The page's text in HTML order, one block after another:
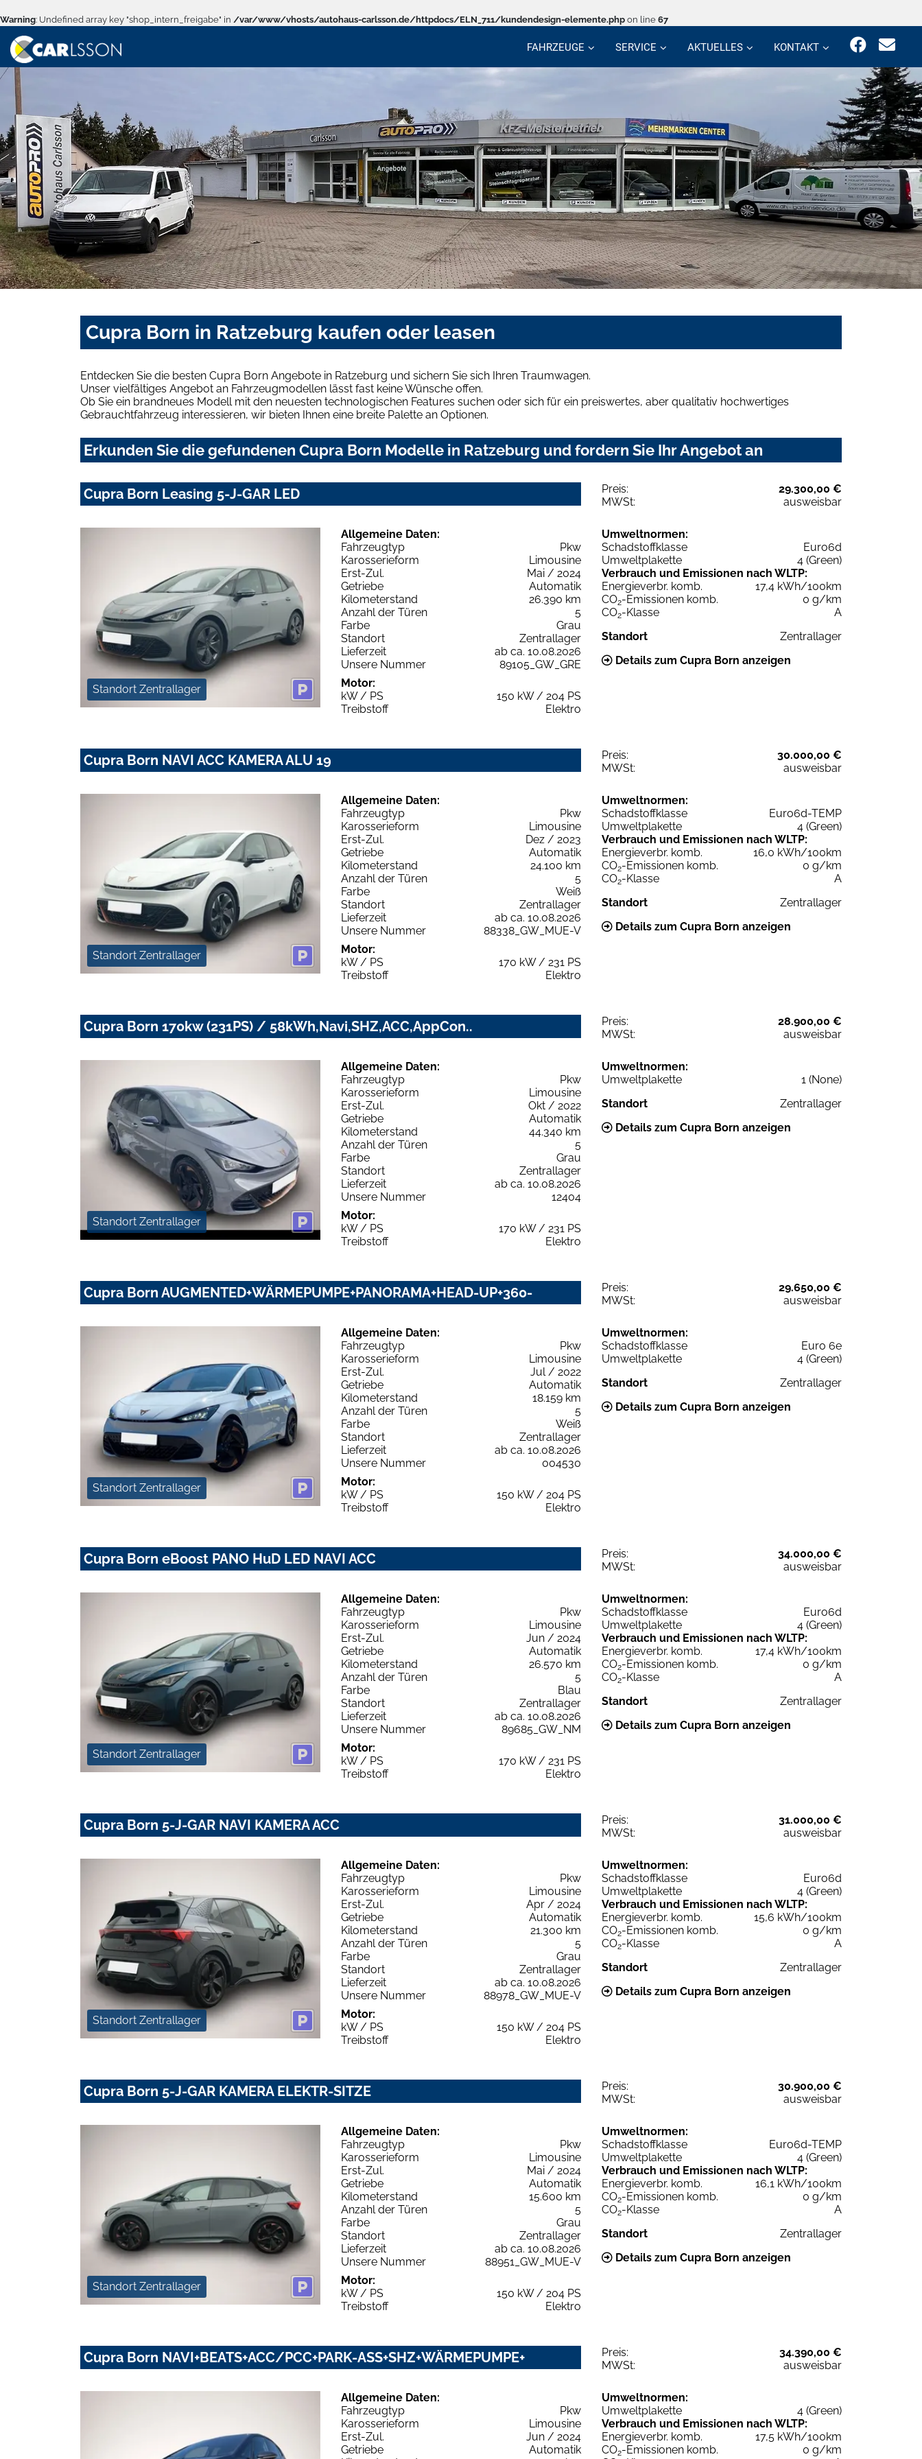
Warning: Undefined array key "shop_intern_freigabe" in /var/www/vhosts/autohaus-carlsson.de/httpdocs/ELN_711/kundendesign-elemente.php on line 67
FAHRZEUGE SERVICE AKTUELLES KONTAKT
Cupra Born in Ratzeburg kaufen oder leasen
Entdecken Sie die besten Cupra Born Angebote in Ratzeburg und sichern Sie sich Ihren Traumwagen.
Unser vielfältiges Angebot an Fahrzeugmodellen lässt fast keine Wünsche offen.
Ob Sie ein brandneues Modell mit den neuesten technologischen Features suchen oder sich für ein preiswertes, aber qualitativ hochwertiges
Gebrauchtfahrzeug interessieren, wir bieten Ihnen eine breite Palette an Optionen.
Erkunden Sie die gefundenen Cupra Born Modelle in Ratzeburg und fordern Sie Ihr Angebot an
Cupra Born Leasing 5-J-GAR LED Preis:
29.300,00 €
MWSt:
ausweisbar
Standort Zentrallager
Allgemeine Daten:
Fahrzeugtyp
Pkw
Karosserieform
Limousine
Erst-Zul.
Mai / 2024
Getriebe
Automatik
Kilometerstand
26.390 km
Anzahl der Türen
5
Farbe
Grau
Standort
Zentrallager
Lieferzeit
ab ca. 10.08.2026
Unsere Nummer
89105_GW_GRE
Motor:
kW / PS
150 kW / 204 PS
Treibstoff
Elektro
Umweltnormen:
Schadstoffklasse
Euro6d
Umweltplakette
4 (Green)
Verbrauch und Emissionen nach WLTP:
Energieverbr. komb.
17,4 kWh/100km
CO2-Emissionen komb.
0 g/km
CO2-Klasse
A
Standort
Zentrallager
Details zum Cupra Born anzeigen
Cupra Born NAVI ACC KAMERA ALU 19 Preis:
30.000,00 €
MWSt:
ausweisbar
Standort Zentrallager
Allgemeine Daten:
Fahrzeugtyp
Pkw
Karosserieform
Limousine
Erst-Zul.
Dez / 2023
Getriebe
Automatik
Kilometerstand
24.100 km
Anzahl der Türen
5
Farbe
Weiß
Standort
Zentrallager
Lieferzeit
ab ca. 10.08.2026
Unsere Nummer
88338_GW_MUE-V
Motor:
kW / PS
170 kW / 231 PS
Treibstoff
Elektro
Umweltnormen:
Schadstoffklasse
Euro6d-TEMP
Umweltplakette
4 (Green)
Verbrauch und Emissionen nach WLTP:
Energieverbr. komb.
16,0 kWh/100km
CO2-Emissionen komb.
0 g/km
CO2-Klasse
A
Standort
Zentrallager
Details zum Cupra Born anzeigen
Cupra Born 170kw (231PS) / 58kWh,Navi,SHZ,ACC,AppCon.. Preis:
28.900,00 €
MWSt:
ausweisbar
Standort Zentrallager
Allgemeine Daten:
Fahrzeugtyp
Pkw
Karosserieform
Limousine
Erst-Zul.
Okt / 2022
Getriebe
Automatik
Kilometerstand
44.340 km
Anzahl der Türen
5
Farbe
Grau
Standort
Zentrallager
Lieferzeit
ab ca. 10.08.2026
Unsere Nummer
12404
Motor:
kW / PS
170 kW / 231 PS
Treibstoff
Elektro
Umweltnormen:
Umweltplakette
1 (None)
Standort
Zentrallager
Details zum Cupra Born anzeigen
Cupra Born AUGMENTED+WÄRMEPUMPE+PANORAMA+HEAD-UP+360- Preis:
29.650,00 €
MWSt:
ausweisbar
Standort Zentrallager
Allgemeine Daten:
Fahrzeugtyp
Pkw
Karosserieform
Limousine
Erst-Zul.
Jul / 2022
Getriebe
Automatik
Kilometerstand
18.159 km
Anzahl der Türen
5
Farbe
Weiß
Standort
Zentrallager
Lieferzeit
ab ca. 10.08.2026
Unsere Nummer
004530
Motor:
kW / PS
150 kW / 204 PS
Treibstoff
Elektro
Umweltnormen:
Schadstoffklasse
Euro 6e
Umweltplakette
4 (Green)
Standort
Zentrallager
Details zum Cupra Born anzeigen
Cupra Born eBoost PANO HuD LED NAVI ACC Preis:
34.000,00 €
MWSt:
ausweisbar
Standort Zentrallager
Allgemeine Daten:
Fahrzeugtyp
Pkw
Karosserieform
Limousine
Erst-Zul.
Jun / 2024
Getriebe
Automatik
Kilometerstand
26.570 km
Anzahl der Türen
5
Farbe
Blau
Standort
Zentrallager
Lieferzeit
ab ca. 10.08.2026
Unsere Nummer
89685_GW_NM
Motor:
kW / PS
170 kW / 231 PS
Treibstoff
Elektro
Umweltnormen:
Schadstoffklasse
Euro6d
Umweltplakette
4 (Green)
Verbrauch und Emissionen nach WLTP:
Energieverbr. komb.
17,4 kWh/100km
CO2-Emissionen komb.
0 g/km
CO2-Klasse
A
Standort
Zentrallager
Details zum Cupra Born anzeigen
Cupra Born 5-J-GAR NAVI KAMERA ACC Preis:
31.000,00 €
MWSt:
ausweisbar
Standort Zentrallager
Allgemeine Daten:
Fahrzeugtyp
Pkw
Karosserieform
Limousine
Erst-Zul.
Apr / 2024
Getriebe
Automatik
Kilometerstand
21.300 km
Anzahl der Türen
5
Farbe
Grau
Standort
Zentrallager
Lieferzeit
ab ca. 10.08.2026
Unsere Nummer
88978_GW_MUE-V
Motor:
kW / PS
150 kW / 204 PS
Treibstoff
Elektro
Umweltnormen:
Schadstoffklasse
Euro6d
Umweltplakette
4 (Green)
Verbrauch und Emissionen nach WLTP:
Energieverbr. komb.
15,6 kWh/100km
CO2-Emissionen komb.
0 g/km
CO2-Klasse
A
Standort
Zentrallager
Details zum Cupra Born anzeigen
Cupra Born 5-J-GAR KAMERA ELEKTR-SITZE Preis:
30.900,00 €
MWSt:
ausweisbar
Standort Zentrallager
Allgemeine Daten:
Fahrzeugtyp
Pkw
Karosserieform
Limousine
Erst-Zul.
Mai / 2024
Getriebe
Automatik
Kilometerstand
15.600 km
Anzahl der Türen
5
Farbe
Grau
Standort
Zentrallager
Lieferzeit
ab ca. 10.08.2026
Unsere Nummer
88951_GW_MUE-V
Motor:
kW / PS
150 kW / 204 PS
Treibstoff
Elektro
Umweltnormen:
Schadstoffklasse
Euro6d-TEMP
Umweltplakette
4 (Green)
Verbrauch und Emissionen nach WLTP:
Energieverbr. komb.
16,1 kWh/100km
CO2-Emissionen komb.
0 g/km
CO2-Klasse
A
Standort
Zentrallager
Details zum Cupra Born anzeigen
Cupra Born NAVI+BEATS+ACC/PCC+PARK-ASS+SHZ+WÄRMEPUMPE+ Preis:
34.390,00 €
MWSt:
ausweisbar
Allgemeine Daten:
Fahrzeugtyp
Pkw
Karosserieform
Limousine
Erst-Zul.
Jun / 2024
Getriebe
Automatik
Umweltnormen:
Umweltplakette
4 (Green)
Verbrauch und Emissionen nach WLTP:
Energieverbr. komb.
17,5 kWh/100km
CO2-Emissionen komb.
0 g/km